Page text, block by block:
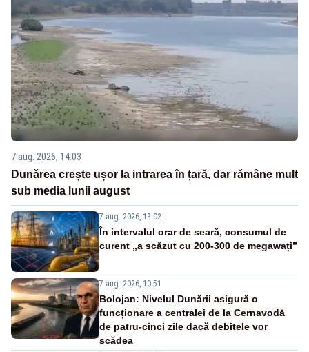
7 aug. 2026, 14:03
Dunărea crește ușor la intrarea în țară, dar rămâne mult
sub media lunii august
7 aug. 2026, 13:02
În intervalul orar de seară, consumul de
curent „a scăzut cu 200-300 de megawați”
7 aug. 2026, 10:51
Bolojan: Nivelul Dunării asigură o
funcționare a centralei de la Cernavodă
de patru-cinci zile dacă debitele vor
scădea